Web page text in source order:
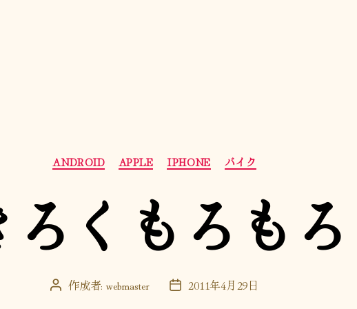
リ
ー
ANDROID APPLE IPHONE バイク
くもろもろ
投 作成者: webmaster
投 2011年4月29日